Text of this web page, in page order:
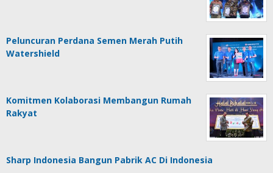
Peluncuran Perdana Semen Merah Putih
Watershield
Komitmen Kolaborasi Membangun Rumah
Rakyat
Sharp Indonesia Bangun Pabrik AC Di Indonesia